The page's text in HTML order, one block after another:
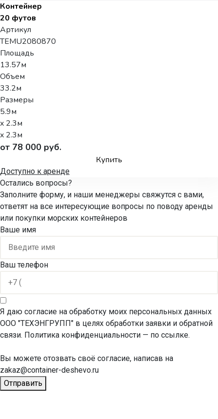
Контейнер
20 футов
Артикул
TEMU2080870
Площадь
13.57м
Объем
33.2м
Размеры
5.9м
x 2.3м
x 2.3м
от 78 000 руб.
Купить
Доступно к аренде
Остались вопросы?
Заполните форму, и наши менеджеры свяжутся с вами,
ответят на все интересующие вопросы по поводу аренды
или покупки морских контейнеров
Ваше имя
Ваш телефон
Я даю согласие на обработку моих персональных данных
ООО "ТЕХЭНГРУПП" в целях обработки заявки и обратной
связи. Политика конфиденциальности — по ссылке.
Вы можете отозвать своё согласие, написав на
zakaz@container-deshevo.ru
Отправить